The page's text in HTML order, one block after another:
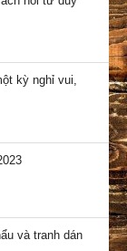
kỳ nghỉ vui,
và tranh dán